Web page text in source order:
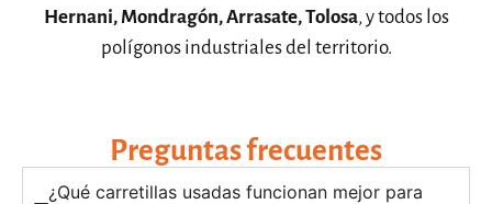
Hernani, Mondragón, Arrasate, Tolosa, y todos los
polígonos industriales del territorio.
Preguntas frecuentes
¿Qué carretillas usadas funcionan mejor para